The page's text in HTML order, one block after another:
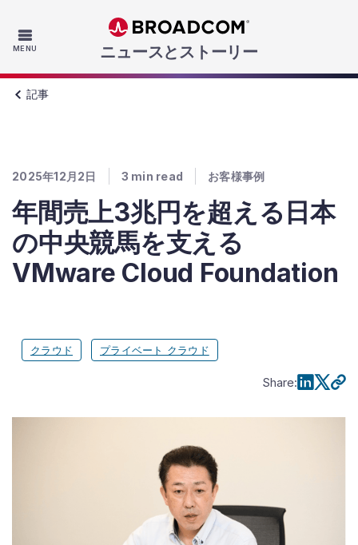
MENU Skip to main content
ニュースとストーリー
記事
2025年12月2日 3 min read お客様事例
年間売上3兆円を超える日本
の中央競馬を支える
VMware Cloud Foundation
クラウド プライベート クラウド
Share: